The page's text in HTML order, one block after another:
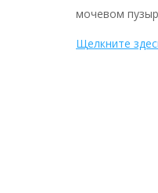
мочевом
Щелкните